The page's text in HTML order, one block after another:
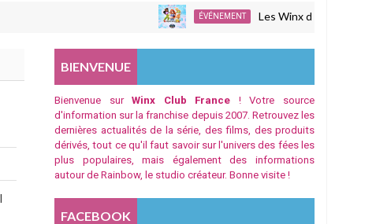
ÉVÉNEMENT Les Winx de retour à Japan
BIENVENUE
Bienvenue surWinx Club France ! Votre source
d'information sur la franchise depuis 2007. Retrouvez les
dernières actualités de la série, des films, des produits
dérivés, tout ce qu'il faut savoir sur l'univers des fées les
plus populaires, mais également des informations
autour de Rainbow, le studio créateur. Bonne visite !
FACEBOOK